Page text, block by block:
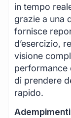
in tempo
grazie a una
fornisce
d’esercizio,
visione
performance
di prendere
rapido.